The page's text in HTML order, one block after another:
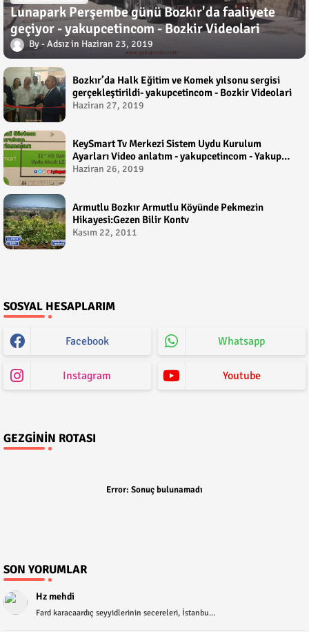
Lunapark Perşembe günü Bozkır'da faaliyete
geçiyor - yakupcetincom - Bozkir Videolari
Adsız Haziran 23, 2019
Bozkır’da Halk Eğitim ve Komek yılsonu sergisi
gerçekleştirildi- yakupcetincom - Bozkir Videolari
Haziran 27, 2019
KeySmart Tv Merkezi Sistem Uydu Kurulum
Ayarları Video anlatım - yakupcetincom - Yakup
Çetin
Haziran 26, 2019
Armutlu Bozkır Armutlu Köyünde Pekmezin
Hikayesi:Gezen Bilir Kontv
Kasım 22, 2011
SOSYAL HESAPLARIM
Facebook Whatsapp
Instagram Youtube
GEZGININ ROTASI
Error: Sonuç bulunamadı
SON YORUMLAR
Hz mehdi
Fard karacaardıç seyyidlerinin secereleri, İstanbu...